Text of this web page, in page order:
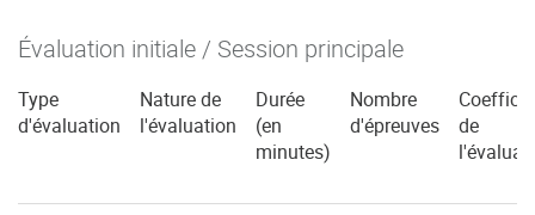
Évaluation initiale / Session principale
Type
d'évaluation
Nature de
l'évaluation
Durée
(en
minutes)
Nombre
d'épreuves
de